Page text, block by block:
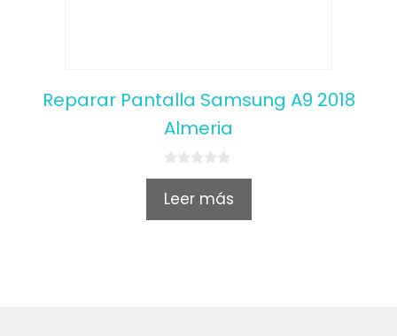
Reparar Pantalla Samsung A9 2018
Almeria
0
u
Leer más